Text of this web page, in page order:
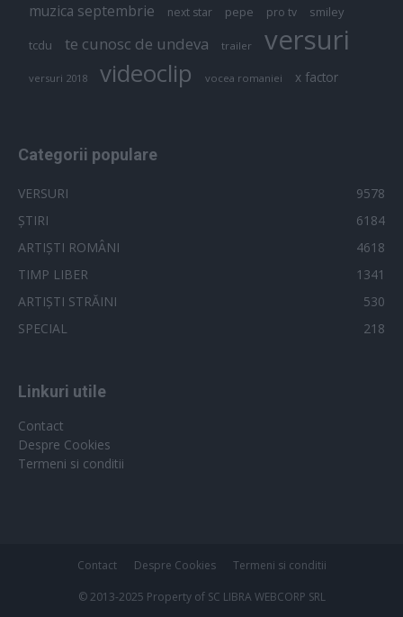
muzica septembrie next star pepe pro tv smiley
tcdu te cunosc de undeva trailer versuri
versuri 2018 videoclip vocea romaniei x factor
Categorii populare
VERSURI
9578
ȘTIRI
6184
ARTIȘTI ROMÂNI
4618
TIMP LIBER
1341
ARTIȘTI STRĂINI
530
SPECIAL
218
Linkuri utile
Contact
Despre Cookies
Termeni si conditii
Contact Despre Cookies Termeni si conditii
© 2013-2025 Property of SC LIBRA WEBCORP SRL